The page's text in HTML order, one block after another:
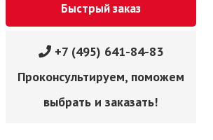
Быстрый заказ
+7 (495) 641-84-83
Проконсультируем, поможем
выбрать и заказать!